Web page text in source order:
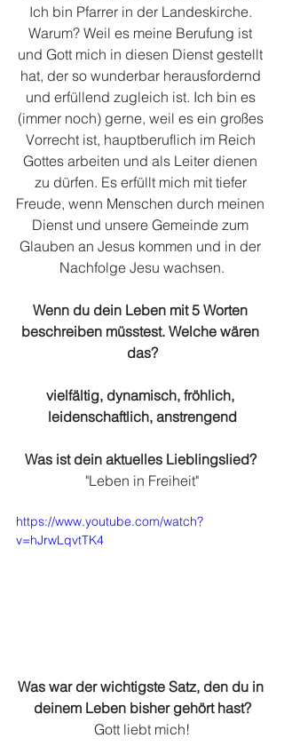
Ich bin Pfarrer in der Landeskirche.
Warum? Weil es meine Berufung ist
und Gott mich in diesen Dienst gestellt
hat, der so wunderbar herausfordernd
und erfüllend zugleich ist. Ich bin es
(immer noch) gerne, weil es ein großes
Vorrecht ist, hauptberuflich im Reich
Gottes arbeiten und als Leiter dienen
zu dürfen. Es erfüllt mich mit tiefer
Freude, wenn Menschen durch meinen
Dienst und unsere Gemeinde zum
Glauben an Jesus kommen und in der
Nachfolge Jesu wachsen.
Wenn du dein Leben mit 5 Worten
beschreiben müsstest. Welche wären
das?
vielfältig, dynamisch, fröhlich,
leidenschaftlich, anstrengend
Was ist dein aktuelles Lieblingslied?
"Leben in Freiheit"
https://www.youtube.com/watch?
v=hJrwLqvtTK4
Was war der wichtigste Satz, den du in
deinem Leben bisher gehört hast?
Gott liebt mich!